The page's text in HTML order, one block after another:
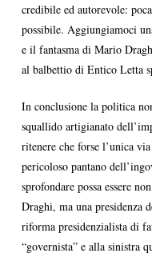
credibile ed autorevole:
possibile. Aggiungiamoci
e il fantasma di Mario
al balbettio di Entico Letta
In conclusione la politica
squallido artigianato
ritenere che forse l’unica
pericoloso pantano
sprofondare possa essere
Draghi, ma una presidenza
riforma presidenzialista di
“governista” e alla sinistra